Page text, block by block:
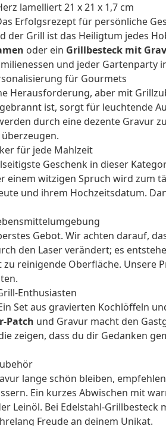
lamelliert 21 x 21 x 1,7 cm
Erfolgsrezept für persönliche
der Grill ist das Heiligtum jedes
oder ein Grillbesteck mit
und jeder
für Gourmets
Herausforderung, aber mit
ist, sorgt für leuchtende
durch eine dezente Gravur
für jede Mahlzeit
Geschenk in dieser
einem witzigen Spruch wird zum
und ihrem Hochzeitsdatum.
Gebot. Wir achten darauf,
den Laser verändert; es
reinigende Oberfläche. Unsere
Enthusiasten
Set aus gravierten Kochlöffeln
Patch und Gravur macht den
zeigen, dass du dir Gedanken
lange schön bleiben,
Ein kurzes Abwischen mit
Leinöl. Bei Edelstahl-
Freude an deinem Unikat.